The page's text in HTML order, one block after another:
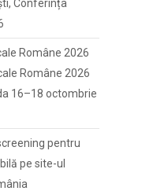
Conferința
Române 2026
Române 2026
16–18 octombrie
pentru
pe site-ul